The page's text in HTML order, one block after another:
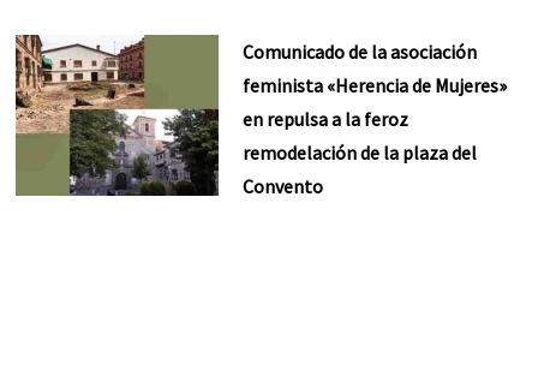
Comunicado de la asociación
feminista «Herencia de Mujeres»
en repulsa a la feroz
remodelación de la plaza del
Convento